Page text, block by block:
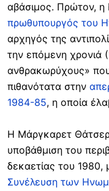
αβάσιμος. Πρώτον,
πρωθυπουργός του
αρχηγός της
την επόμενη χρονιά
ανθρακωρύχους»
πιθανότατα στην
1984-85, η οποία
Η Μάργκαρετ Θάτσερ
υποβάθμιση του
δεκαετίας του 1980,
Συνέλευση των